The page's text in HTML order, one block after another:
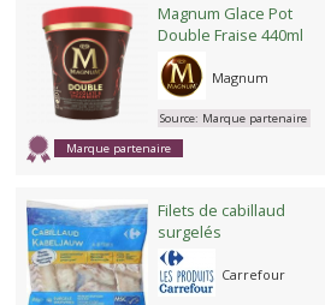
Magnum Glace Pot
Double Fraise 440ml
Magnum
Marque partenaire
Source: Marque partenaire
Filets de cabillaud
surgelés
Carrefour